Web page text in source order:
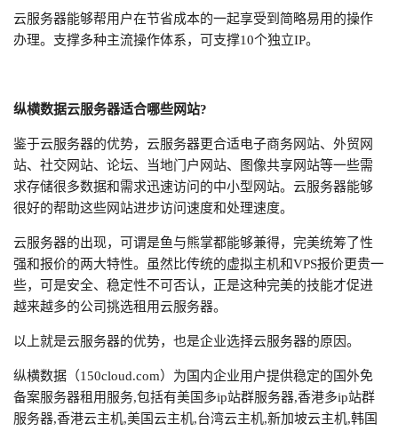
云服务器能够帮用户在节省成本的一起享受到简略易用的操作
办理。支撑多种主流操作体系，可支撑10个独立IP。
纵横数据云服务器适合哪些网站?
鉴于云服务器的优势，云服务器更合适电子商务网站、外贸网
站、社交网站、论坛、当地门户网站、图像共享网站等一些需
求存储很多数据和需求迅速访问的中小型网站。云服务器能够
很好的帮助这些网站进步访问速度和处理速度。
云服务器的出现，可谓是鱼与熊掌都能够兼得，完美统筹了性
强和报价的两大特性。虽然比传统的虚拟主机和VPS报价更贵一
些，可是安全、稳定性不可否认，正是这种完美的技能才促进
越来越多的公司挑选租用云服务器。
以上就是云服务器的优势，也是企业选择云服务器的原因。
纵横数据（150cloud.com）为国内企业用户提供稳定的国外免
备案服务器租用服务,包括有美国多ip站群服务器,香港多ip站群
服务器,香港云主机,美国云主机,台湾云主机,新加坡云主机,韩国